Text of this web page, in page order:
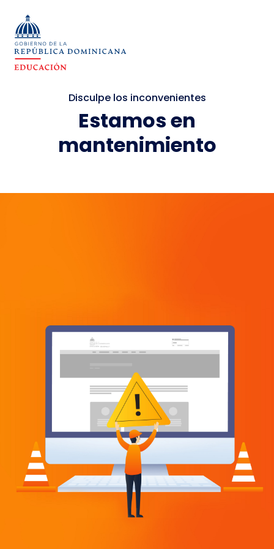
Disculpe los inconvenientes
Estamos en
mantenimiento